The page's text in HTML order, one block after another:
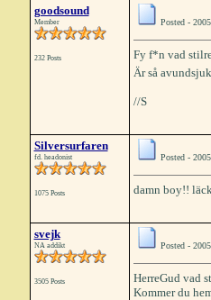
goodsound
Member
232 Posts
Posted -
Fy f*n vad
Är så
//S
Silversurfaren
fd. headonist
1075 Posts
Posted -
damn boy!!
svejk
NA addikt
3505 Posts
Posted -
HerreGud vad
Kommer du